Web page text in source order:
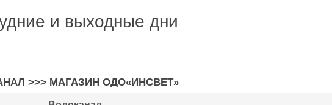
и выходные дни
>>> МАГАЗИН ОДО«ИНСВЕТ»